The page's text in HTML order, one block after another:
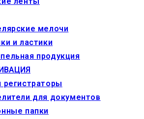
мелочи
и ластики
продукция
регистраторы
для документов
папки